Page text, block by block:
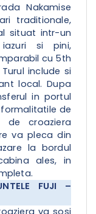
Nakamise
traditionale,
situat intr-un
si pini,
cu 5th
include si
local. Dupa
in portul
de
de croaziera
va pleca din
la bordul
ales, in
FUJI –